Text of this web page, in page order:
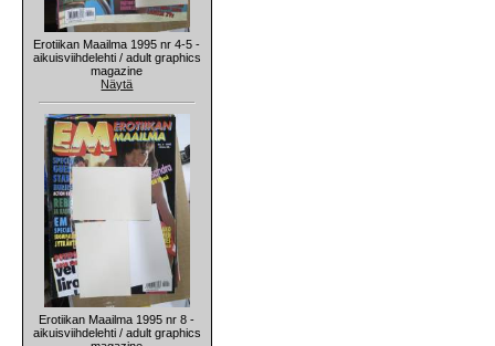
Erotiikan Maailma 1995 nr 4-5 -
aikuisviihdelehti / adult graphics
magazine
Näytä
Erotiikan Maailma 1995 nr 8 -
aikuisviihdelehti / adult graphics